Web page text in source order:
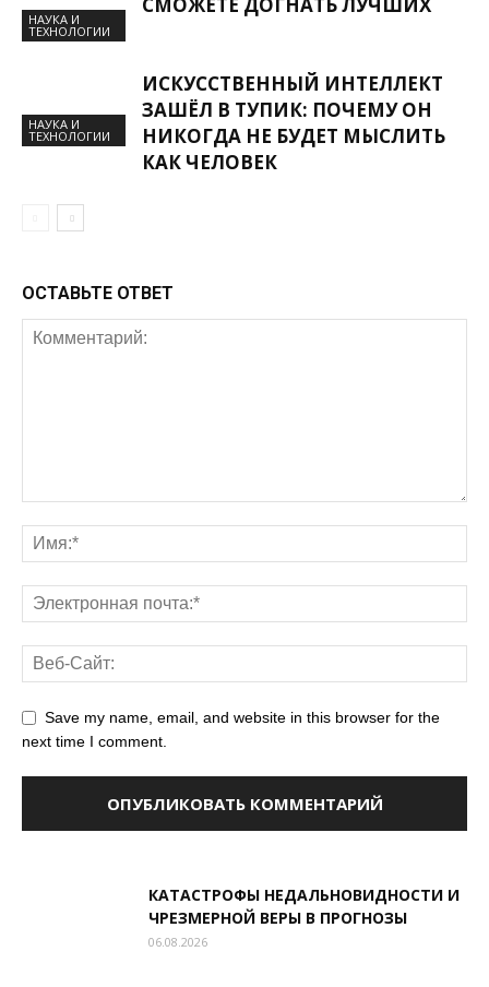
НАУКА И
ТЕХНОЛОГИИ
НАУКА И
ТЕХНОЛОГИИ
ИСКУССТВЕННЫЙ ИНТЕЛЛЕКТ
ЗАШЁЛ В ТУПИК: ПОЧЕМУ ОН
НИКОГДА НЕ БУДЕТ МЫСЛИТЬ
КАК ЧЕЛОВЕК
ОСТАВЬТЕ ОТВЕТ
Save my name, email, and website in this browser for the
next time I comment.
КАТАСТРОФЫ НЕДАЛЬНОВИДНОСТИ И
ЧРЕЗМЕРНОЙ ВЕРЫ В ПРОГНОЗЫ
06.08.2026